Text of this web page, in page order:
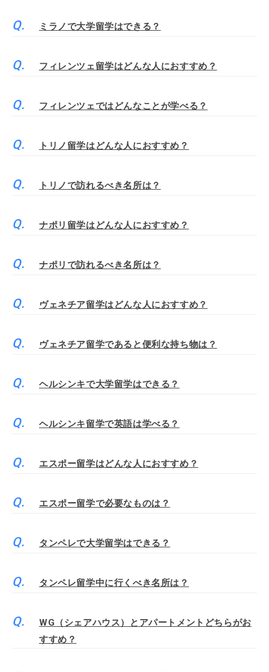
ミラノで大学留学はできる？
フィレンツェ留学はどんな人におすすめ？
フィレンツェではどんなことが学べる？
トリノ留学はどんな人におすすめ？
トリノで訪れるべき名所は？
ナポリ留学はどんな人におすすめ？
ナポリで訪れるべき名所は？
ヴェネチア留学はどんな人におすすめ？
ヴェネチア留学であると便利な持ち物は？
ヘルシンキで大学留学はできる？
ヘルシンキ留学で英語は学べる？
エスポー留学はどんな人におすすめ？
エスポー留学で必要なものは？
タンペレで大学留学はできる？
タンペレ留学中に行くべき名所は？
WG（シェアハウス）とアパートメントどちらがお
すすめ？